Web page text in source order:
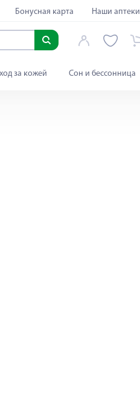
Бонусная карта Наши аптеки
за кожей Сон и бессонница